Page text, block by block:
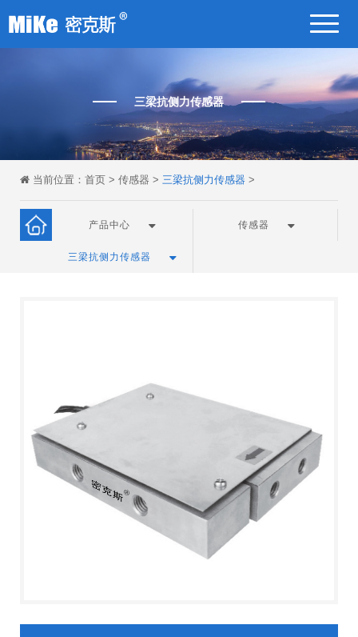
三梁抗侧力传感器
当前位置： 首页 > 传感器 > 三梁抗侧力传感器 >
产品中心 传感器
三梁抗侧力传感器